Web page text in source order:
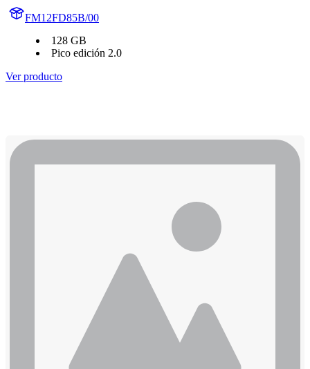
FM12FD85B/00
128 GB
Pico edición 2.0
Ver producto